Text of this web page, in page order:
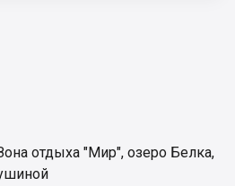
отдыха "Мир", озеро Белка,